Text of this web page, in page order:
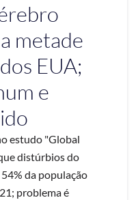
metade
EUA;
e
estudo "Global
distúrbios do
da população
problema é